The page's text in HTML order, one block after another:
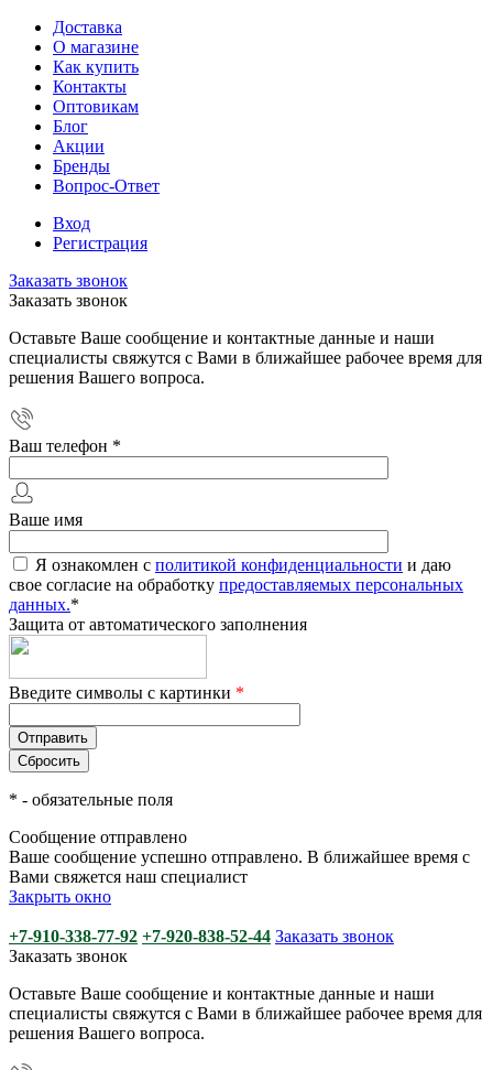
Доставка
О магазине
Как купить
Контакты
Оптовикам
Блог
Акции
Бренды
Вопрос-Ответ
Вход
Регистрация
Заказать звонок
Заказать звонок
Оставьте Ваше сообщение и контактные данные и наши
специалисты свяжутся с Вами в ближайшее рабочее время для
решения Вашего вопроса.
Ваш телефон *
Ваше имя
Я ознакомлен с политикой конфиденциальности и даю
свое согласие на обработку предоставляемых персональных
данных.*
Защита от автоматического заполнения
Введите символы с картинки *
* - обязательные поля
Сообщение отправлено
Ваше сообщение успешно отправлено. В ближайшее время с
Вами свяжется наш специалист
Закрыть окно
+7-910-338-77-92 +7-920-838-52-44 Заказать звонок
Заказать звонок
Оставьте Ваше сообщение и контактные данные и наши
специалисты свяжутся с Вами в ближайшее рабочее время для
решения Вашего вопроса.